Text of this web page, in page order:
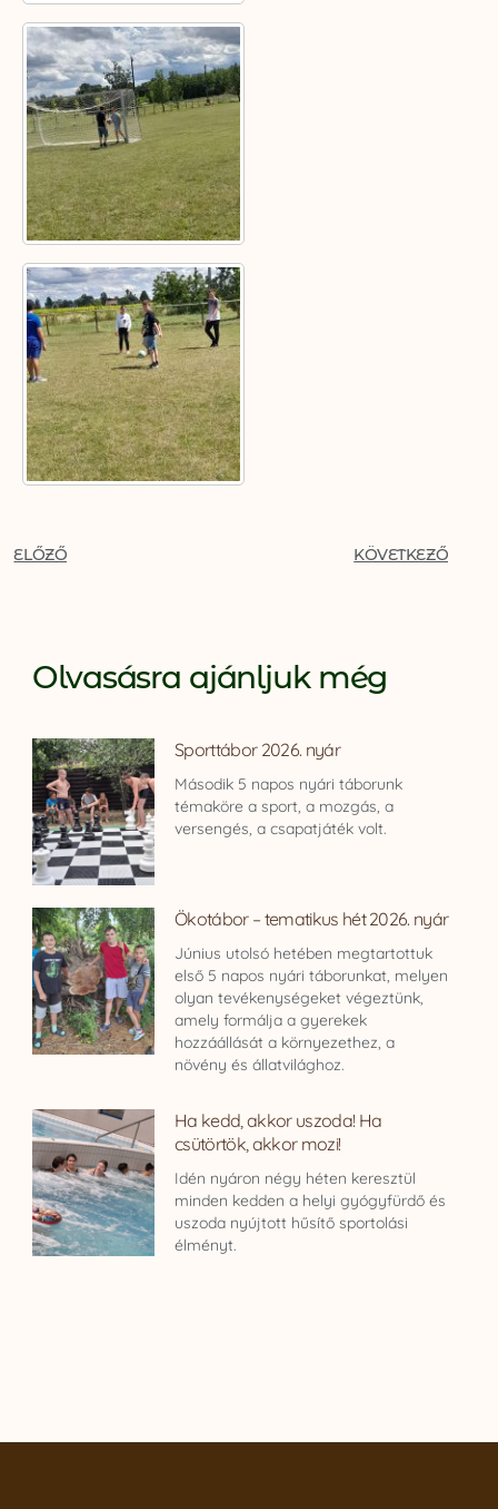
ELŐZŐ KÖVETKEZŐ
Olvasásra ajánljuk még
Sporttábor 2026. nyár
Második 5 napos nyári táborunk
témaköre a sport, a mozgás, a
versengés, a csapatjáték volt.
Ökotábor – tematikus hét 2026. nyár
Június utolsó hetében megtartottuk
első 5 napos nyári táborunkat, melyen
olyan tevékenységeket végeztünk,
amely formálja a gyerekek
hozzáállását a környezethez, a
növény és állatvilághoz.
Ha kedd, akkor uszoda! Ha
csütörtök, akkor mozi!
Idén nyáron négy héten keresztül
minden kedden a helyi gyógyfürdő és
uszoda nyújtott hűsítő sportolási
élményt.